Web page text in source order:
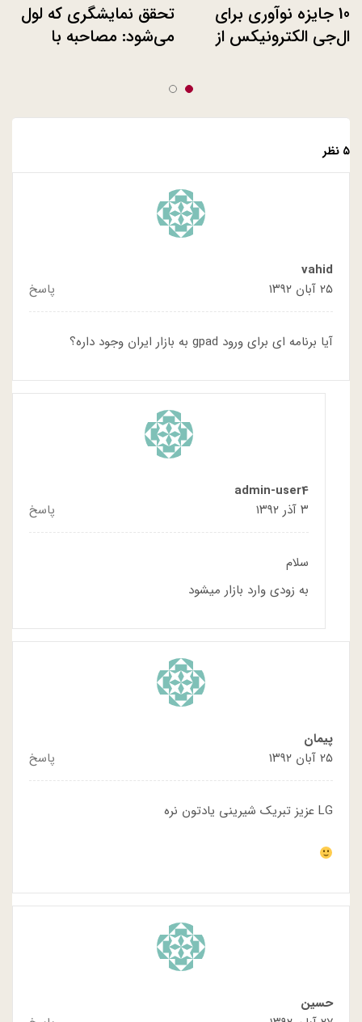
تحقق نمایشگری که لول
می‌شود: مصاحبه با
منعطف ۱۸ اینچ دنیا
10 جایزه نوآوری برای
ال‌جی الکترونیکس از
۵ نظر
vahid
۲۵ آبان ۱۳۹۲
پاسخ
آیا برنامه ای برای ورود gpad به بازار ایران وجود داره؟
admin-user4
۳ آذر ۱۳۹۲
پاسخ
سلام
به زودی وارد بازار میشود
پیمان
۲۵ آبان ۱۳۹۲
پاسخ
LG عزیز تبریک شیرینی یادتون نره
حسین